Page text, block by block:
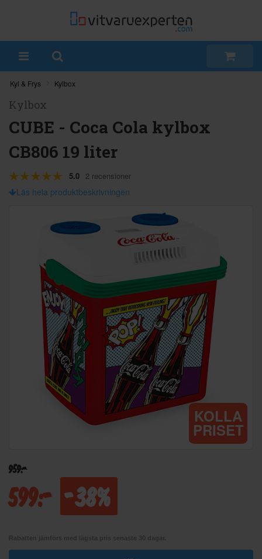
Kyl & Frys Kylbox
Kylbox
CUBE - Coca Cola kylbox
CB806 19 liter
5.0 2 recensioner
Läs hela produktbeskrivningen
KOLLA
PRISET
959:-
599:- -38%